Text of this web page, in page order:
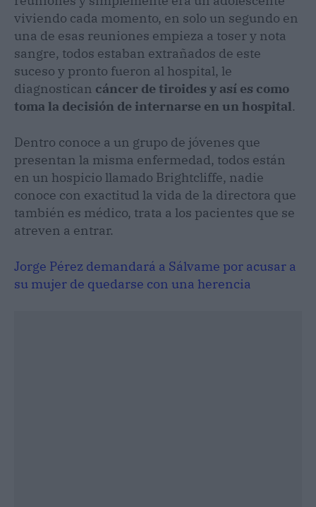
viviendo cada momento, en solo un segundo en
una de esas reuniones empieza a toser y nota
sangre, todos estaban extrañados de este
suceso y pronto fueron al hospital, le
diagnostican cáncer de tiroides y así es como
toma la decisión de internarse en un hospital.
Dentro conoce a un grupo de jóvenes que
presentan la misma enfermedad, todos están
en un hospicio llamado Brightcliffe, nadie
conoce con exactitud la vida de la directora que
también es médico, trata a los pacientes que se
atreven a entrar.
Jorge Pérez demandará a Sálvame por acusar a
su mujer de quedarse con una herencia